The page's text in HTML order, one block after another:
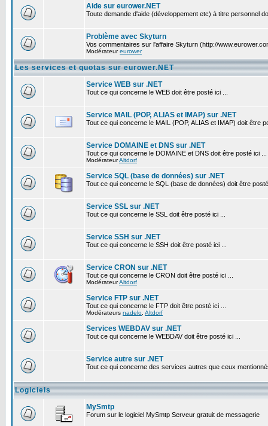
Aide sur eurower.NET
Toute demande d'aide (développement etc) à titre personnel
Problème avec Skyturn
Vos commentaires sur l'affaire Skyturn (http://
Modérateureurower
Les services et quotas sur eurower.NET
Service WEB sur .NET
Tout ce qui concerne le WEB doit être posté ici ...
Service MAIL (POP, ALIAS et IMAP) sur .NET
Tout ce qui concerne le MAIL (POP, ALIAS et IMAP) doit être
Service DOMAINE et DNS sur .NET
Tout ce qui concerne le DOMAINE et DNS doit être posté ici ...
ModérateurAltdorf
Service SQL (base de données) sur .NET
Tout ce qui concerne le SQL (base de données) doit être
Service SSL sur .NET
Tout ce qui concerne le SSL doit être posté ici ...
Service SSH sur .NET
Tout ce qui concerne le SSH doit être posté ici ...
Service CRON sur .NET
Tout ce qui concerne le CRON doit être posté ici ...
ModérateurAltdorf
Service FTP sur .NET
Tout ce qui concerne le FTP doit être posté ici ...
Modérateurs nadelo Altdorf
Services WEBDAV sur .NET
Tout ce qui concerne le WEBDAV doit être posté ici ...
Service autre sur .NET
Tout ce qui concerne des services autres que ceux
Logiciels
MySmtp
Forum sur le logiciel MySmtp Serveur gratuit de messagerie